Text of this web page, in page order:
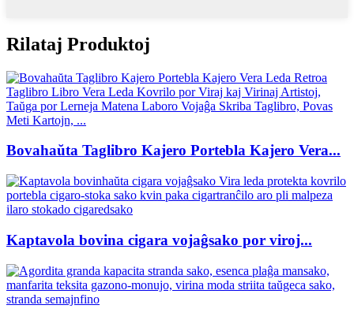
Rilataj Produktoj
Bovahaŭta Taglibro Kajero Portebla Kajero Vera...
Kaptavola bovina cigara vojaĝsako por viroj...